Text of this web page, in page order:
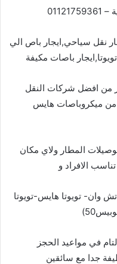
نقل سياحي,ايجار باص الي
باصات مكيفة
من افضل شركات النقل
لدينا اسطول من ميكروباصات هايس
المطار ولاي مكان
الافراد و
وان- تويوتا هايس-تويوتا
في مواعيد الحجز
جدا مع سائقين